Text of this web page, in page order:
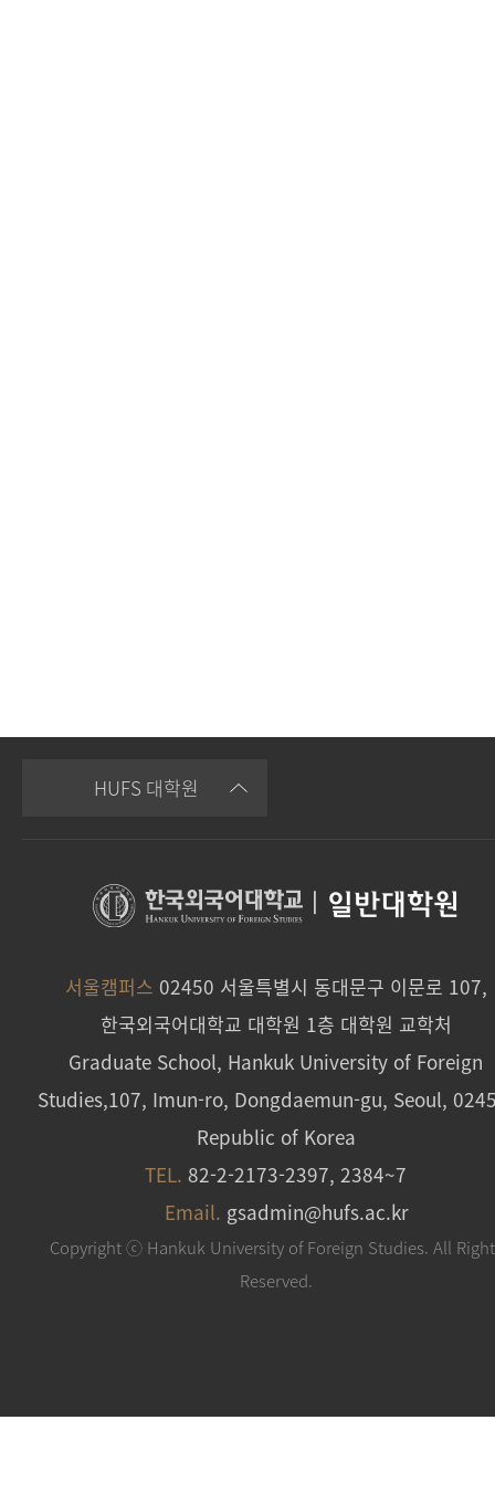
HUFS 대학원
일반대학원
서울캠퍼스 02450 서울특별시 동대문구 이문로 107,
한국외국어대학교 대학원 1층 대학원 교학처
Graduate School, Hankuk University of Foreign
Studies,107, Imun-ro, Dongdaemun-gu, Seoul,
Republic of Korea
TEL. 82-2-2173-2397, 2384~7
Email. gsadmin@hufs.ac.kr
Copyright ⓒ Hankuk University of Foreign Studies. All
Reserved.